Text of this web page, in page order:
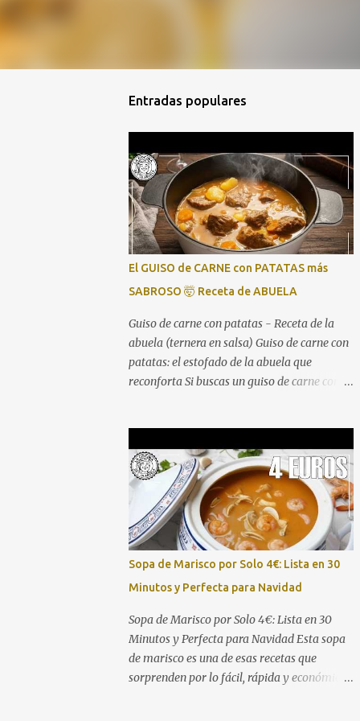
Entradas populares
El GUISO de CARNE con PATATAS más
SABROSO 🤯 Receta de ABUELA
Guiso de carne con patatas - Receta de la
abuela (ternera en salsa) Guiso de carne con
patatas: el estofado de la abuela que
reconforta Si buscas un guiso de carne con
vídeo paso a paso para que no te pierdas
ningún detalle: Este guiso de ternera con
patatas es perfecto para comidas familiares,
domingos de hambre o para preparar con
antelación y disfrutar después. La
combinación de una carne bien dorada, un
sofrito pausado y una cocción lenta en salsa
da como resultado un plato que pide
cuchara y repetir. Ingredientes (4-6 raciones)
800 g - 1 kg de carne de ternera para guiso
(morcillo, aguja o osobuco troceado) 4-5
patatas medianas, peladas y cortadas en
Sopa de Marisco por Solo 4€: Lista en 30
Minutos y Perfecta para Navidad
Sopa de Marisco por Solo 4€: Lista en 30
Minutos y Perfecta para Navidad Esta sopa
de marisco es una de esas recetas que
sorprenden por lo fácil, rápida y económica